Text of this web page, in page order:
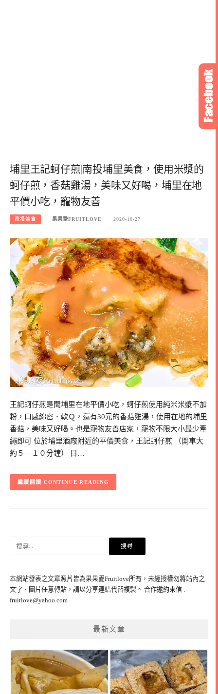
埔里王記蚵仔煎|南投埔里美食，使用米漿的
蚵仔煎，香菇雞湯，美味又好喝，埔里在地
平價小吃，寵物友善
南投美食 果果愛FRUITLOVE 2020-10-27
王記蚵仔煎是間埔里在地平價小吃，蚵仔煎使用純米米漿不加
粉，口感綿密．軟Ｑ，還有30元的香菇雞湯，使用在地的埔里
香菇，美味又好喝。也是寵物友善店家，寵物不限大小最少牽
繩即可 位於埔里酒廠附近的平價美食，王記蚵仔煎 （開車大
約５－１０分鐘） 目…
CONTINUE READING
字:
本網站發表之文章照片皆為果果愛Fruitlove所有，未經授權勿將站內之
文字、圖片任意轉貼，請以分享連結代替複製。 合作邀約來信 :
fruitlove@yahoo.com
最新文章